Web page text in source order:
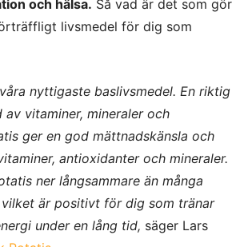
och hälsa. Så vad är det som gör
livsmedel för dig som
nyttigaste baslivsmedel. En riktig
vitaminer, mineraler och
ger en god mättnadskänsla och
antioxidanter och mineraler.
ner långsammare än många
är positivt för dig som tränar
under en lång tid, säger Lars